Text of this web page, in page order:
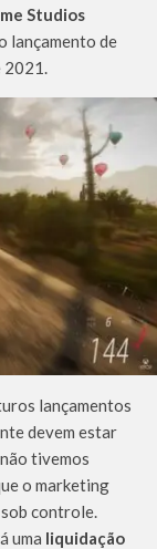
Studios
lançamento de
2021.
lançamentos
devem estar
tivemos
o marketing
controle.
uma liquidação